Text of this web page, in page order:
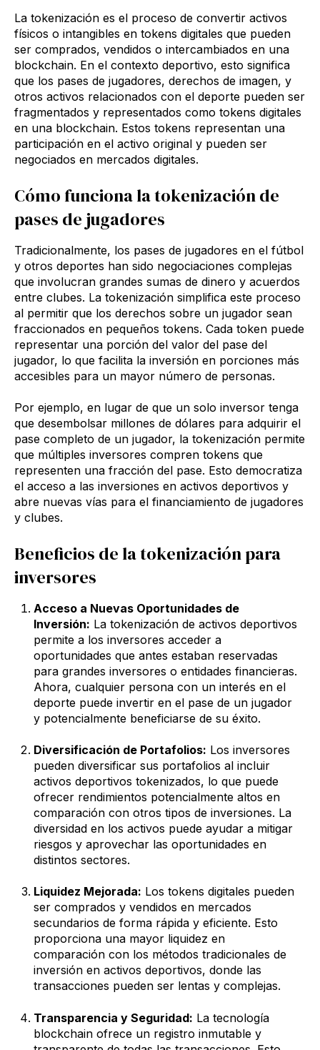
La tokenización es el proceso de convertir activos
físicos o intangibles en tokens digitales que pueden
ser comprados, vendidos o intercambiados en una
blockchain. En el contexto deportivo, esto significa
que los pases de jugadores, derechos de imagen, y
otros activos relacionados con el deporte pueden ser
fragmentados y representados como tokens digitales
en una blockchain. Estos tokens representan una
participación en el activo original y pueden ser
negociados en mercados digitales.
Cómo funciona la tokenización de
pases de jugadores
Tradicionalmente, los pases de jugadores en el fútbol
y otros deportes han sido negociaciones complejas
que involucran grandes sumas de dinero y acuerdos
entre clubes. La tokenización simplifica este proceso
al permitir que los derechos sobre un jugador sean
fraccionados en pequeños tokens. Cada token puede
representar una porción del valor del pase del
jugador, lo que facilita la inversión en porciones más
accesibles para un mayor número de personas.
Por ejemplo, en lugar de que un solo inversor tenga
que desembolsar millones de dólares para adquirir el
pase completo de un jugador, la tokenización permite
que múltiples inversores compren tokens que
representen una fracción del pase. Esto democratiza
el acceso a las inversiones en activos deportivos y
abre nuevas vías para el financiamiento de jugadores
y clubes.
Beneficios de la tokenización para
inversores
Acceso a Nuevas Oportunidades de
Inversión: La tokenización de activos deportivos
permite a los inversores acceder a
oportunidades que antes estaban reservadas
para grandes inversores o entidades financieras.
Ahora, cualquier persona con un interés en el
deporte puede invertir en el pase de un jugador
y potencialmente beneficiarse de su éxito.
Diversificación de Portafolios: Los inversores
pueden diversificar sus portafolios al incluir
activos deportivos tokenizados, lo que puede
ofrecer rendimientos potencialmente altos en
comparación con otros tipos de inversiones. La
diversidad en los activos puede ayudar a mitigar
riesgos y aprovechar las oportunidades en
distintos sectores.
Liquidez Mejorada: Los tokens digitales pueden
ser comprados y vendidos en mercados
secundarios de forma rápida y eficiente. Esto
proporciona una mayor liquidez en
comparación con los métodos tradicionales de
inversión en activos deportivos, donde las
transacciones pueden ser lentas y complejas.
Transparencia y Seguridad: La tecnología
blockchain ofrece un registro inmutable y